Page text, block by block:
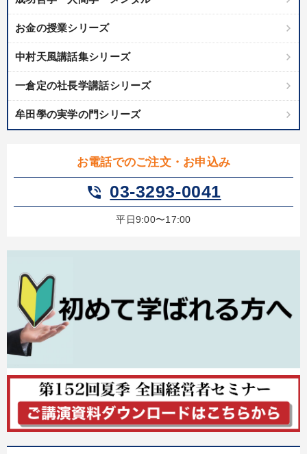
カテゴリー
改善・生産性向上 マーケティング
最新技術・トレンド 組織・採用・スキル
タル版（音声／動画ストリーミング・ダウンロード）
「儲けの本質」を突く
【最新刊】時代を超える経営150の言葉＋社長のスピーチ・話材
目的別
発想力を磨きたい
経営体系を学びたい 後継者に聞かせたい
パフォーマンス向上 財務・数字力の向上
キーワード
お金の授業シリーズ
中村天風講話集シリーズ
一倉定の社長学講話シリーズ
牟田學の実学の門シリーズ
お電話でのご注文・お申込み
phone_in_talk 03-3293-0041
平日9:00〜17:00